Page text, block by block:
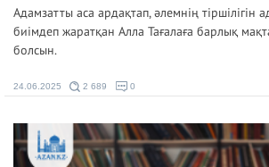
Адамзатты аса ардақтап, әлемнің тіршілігін
биімдеп жаратқан Алла Тағалаға барлық
болсын.
24.06.2025 2 689 0